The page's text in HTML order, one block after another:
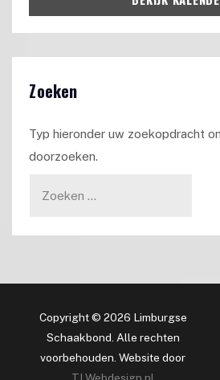
Zoeken
Typ hieronder uw zoekopdracht
doorzoeken.
Copyright © 2026 Limburgse
Schaakbond. Alle rechten
voorbehouden. Website door